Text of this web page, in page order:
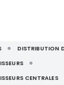
DISTRIBUTION
CENTRALES